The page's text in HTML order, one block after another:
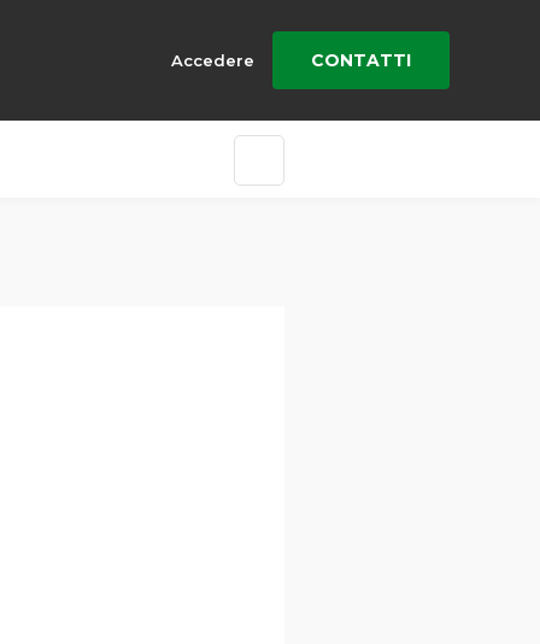
Accedere CONTATTI